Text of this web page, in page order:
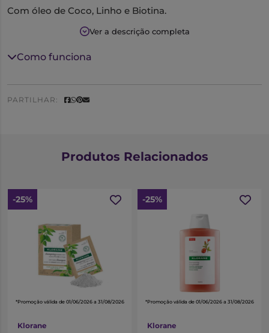
Com óleo de Coco, Linho e Biotina.
Formula tratante e inovadora, composta por agentes
a água. Cabelos castigados, sem brilho.
Transformação instantânea do cabelo.
Cabelo brilhante, sedoso e desembaraçado, sem pesar.
Ver a descrição completa
Como funciona
PARTILHAR:
Produtos Relacionados
-25%
*Promoção válida de 01/06/2026 a 31/08/2026
Klorane
-25%
*Promoção válida de 01/06/2026 a 31/08/2026
Klorane